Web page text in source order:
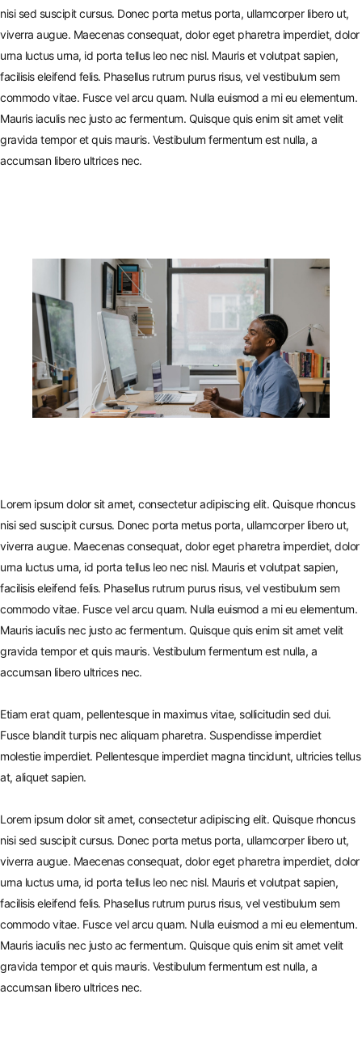
nisi sed suscipit cursus. Donec porta metus porta, ullamcorper libero ut,
viverra augue. Maecenas consequat, dolor eget pharetra imperdiet, dolor
urna luctus urna, id porta tellus leo nec nisl. Mauris et volutpat sapien,
facilisis eleifend felis. Phasellus rutrum purus risus, vel vestibulum sem
commodo vitae. Fusce vel arcu quam. Nulla euismod a mi eu elementum.
Mauris iaculis nec justo ac fermentum. Quisque quis enim sit amet velit
gravida tempor et quis mauris. Vestibulum fermentum est nulla, a
accumsan libero ultrices nec.
Lorem ipsum dolor sit amet, consectetur adipiscing elit. Quisque rhoncus
nisi sed suscipit cursus. Donec porta metus porta, ullamcorper libero ut,
viverra augue. Maecenas consequat, dolor eget pharetra imperdiet, dolor
urna luctus urna, id porta tellus leo nec nisl. Mauris et volutpat sapien,
facilisis eleifend felis. Phasellus rutrum purus risus, vel vestibulum sem
commodo vitae. Fusce vel arcu quam. Nulla euismod a mi eu elementum.
Mauris iaculis nec justo ac fermentum. Quisque quis enim sit amet velit
gravida tempor et quis mauris. Vestibulum fermentum est nulla, a
accumsan libero ultrices nec.
Etiam erat quam, pellentesque in maximus vitae, sollicitudin sed dui.
Fusce blandit turpis nec aliquam pharetra. Suspendisse imperdiet
molestie imperdiet. Pellentesque imperdiet magna tincidunt, ultricies tellus
at, aliquet sapien.
Lorem ipsum dolor sit amet, consectetur adipiscing elit. Quisque rhoncus
nisi sed suscipit cursus. Donec porta metus porta, ullamcorper libero ut,
viverra augue. Maecenas consequat, dolor eget pharetra imperdiet, dolor
urna luctus urna, id porta tellus leo nec nisl. Mauris et volutpat sapien,
facilisis eleifend felis. Phasellus rutrum purus risus, vel vestibulum sem
commodo vitae. Fusce vel arcu quam. Nulla euismod a mi eu elementum.
Mauris iaculis nec justo ac fermentum. Quisque quis enim sit amet velit
gravida tempor et quis mauris. Vestibulum fermentum est nulla, a
accumsan libero ultrices nec.